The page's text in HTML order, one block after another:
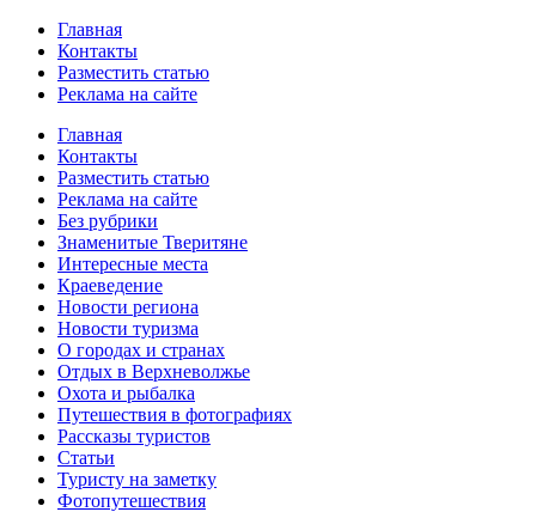
Главная
Контакты
Разместить статью
Реклама на сайте
Главная
Контакты
Разместить статью
Реклама на сайте
Без рубрики
Знаменитые Тверитяне
Интересные места
Краеведение
Новости региона
Новости туризма
О городах и странах
Отдых в Верхневолжье
Охота и рыбалка
Путешествия в фотографиях
Рассказы туристов
Статьи
Туристу на заметку
Фотопутешествия